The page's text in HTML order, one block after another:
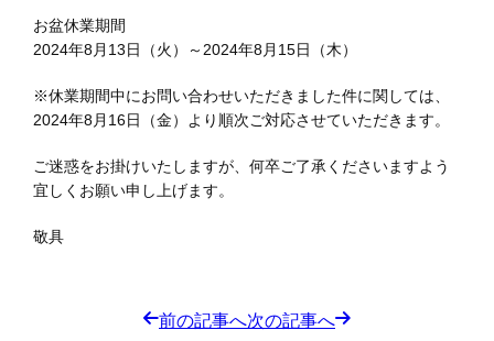
お盆休業期間
2024年8月13日（火）～2024年8月15日（木）
※休業期間中にお問い合わせいただきました件に関しては、
2024年8月16日（金）より順次ご対応させていただきます。
ご迷惑をお掛けいたしますが、何卒ご了承くださいますよう
宜しくお願い申し上げます。
敬具
前の記事へ次の記事へ